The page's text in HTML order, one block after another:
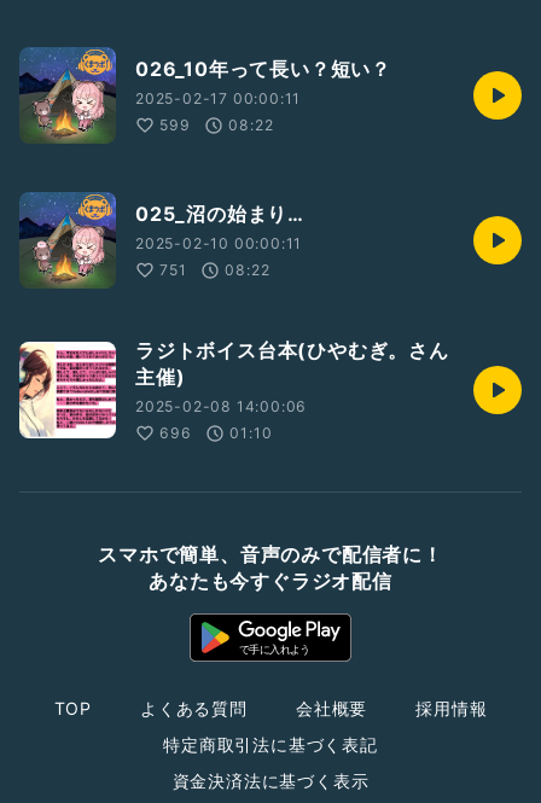
026_10年って長い？短い？
2025-02-17 00:00:11
599
08:22
025_沼の始まり…
2025-02-10 00:00:11
751
08:22
ラジトボイス台本(ひやむぎ。さん
主催)
2025-02-08 14:00:06
696
01:10
スマホで簡単、音声のみで配信者に！
あなたも今すぐラジオ配信
TOP よくある質問 会社概要
採用情報
特定商取引法に基づく表記
資金決済法に基づく表示